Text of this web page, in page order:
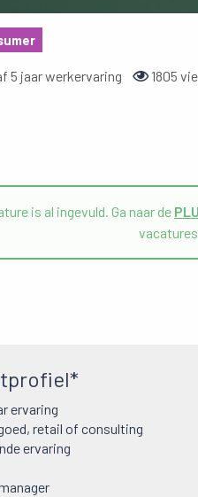
5 jaar werkervaring 1805
is al ingevuld. Ga naar de
vacatures
ervaring
retail of consulting
ervaring